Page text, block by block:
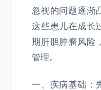
忽视的问题逐渐
这些患儿在成长
期肝胆肿瘤风险
管理。
一、疾病基础：